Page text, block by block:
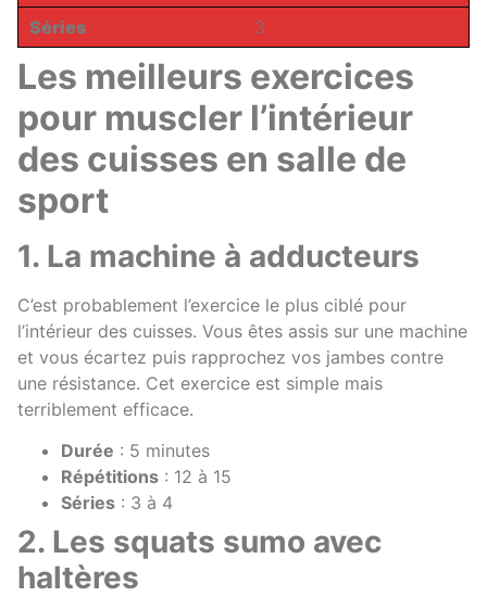
Séries
3
Les meilleurs exercices
pour muscler l’intérieur
des cuisses en salle de
sport
1. La machine à adducteurs
C’est probablement l’exercice le plus ciblé pour
l’intérieur des cuisses. Vous êtes assis sur une machine
et vous écartez puis rapprochez vos jambes contre
une résistance. Cet exercice est simple mais
terriblement efficace.
Durée : 5 minutes
Répétitions : 12 à 15
Séries : 3 à 4
2. Les squats sumo avec
haltères